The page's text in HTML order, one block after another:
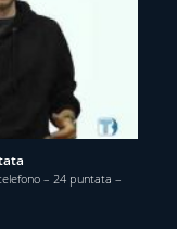
– 24 puntata –